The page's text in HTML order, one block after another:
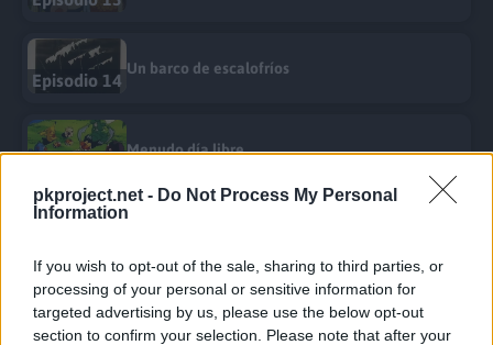
pkproject.net - Do Not Process My Personal
Information
If you wish to opt-out of the sale, sharing to third parties, or
processing of your personal or sensitive information for
targeted advertising by us, please use the below opt-out
section to confirm your selection. Please note that after your
Episodio 14
Un barco de escalofríos
Episodio 17
Menudo día libre
Episodio 22
Misty conoce a su media naranja